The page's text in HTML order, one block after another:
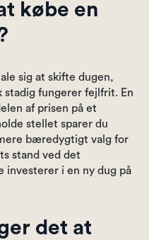
købe en
sig at skifte dugen,
stadig fungerer fejlfrit. En
af prisen på et
stellet sparer du
bæredygtigt valg for
stand ved det
investerer i en ny dug på
det at